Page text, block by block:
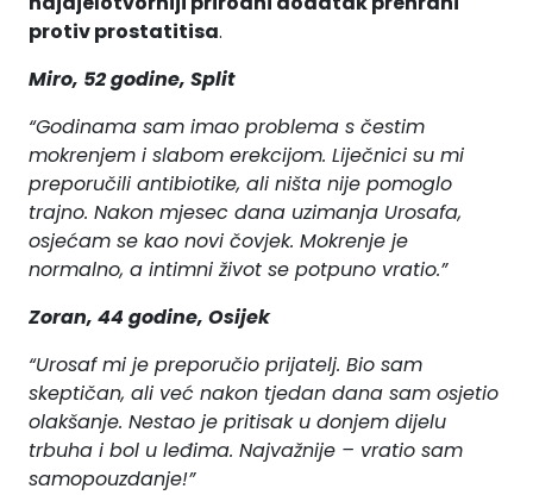
protiv prostatitisa.
Miro, 52 godine, Split
“Godinama sam imao problema s čestim
mokrenjem i slabom erekcijom. Liječnici su mi
preporučili antibiotike, ali ništa nije pomoglo
trajno. Nakon mjesec dana uzimanja Urosafa,
osjećam se kao novi čovjek. Mokrenje je
normalno, a intimni život se potpuno vratio.”
Zoran, 44 godine, Osijek
“Urosaf mi je preporučio prijatelj. Bio sam
skeptičan, ali već nakon tjedan dana sam osjetio
olakšanje. Nestao je pritisak u donjem dijelu
trbuha i bol u leđima. Najvažnije – vratio sam
samopouzdanje!”